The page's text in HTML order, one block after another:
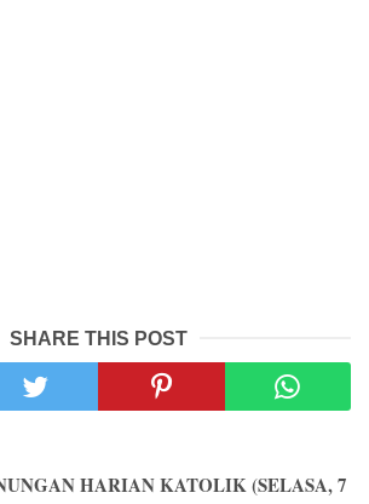
SHARE THIS POST
HARIAN KATOLIK (SELASA, 7